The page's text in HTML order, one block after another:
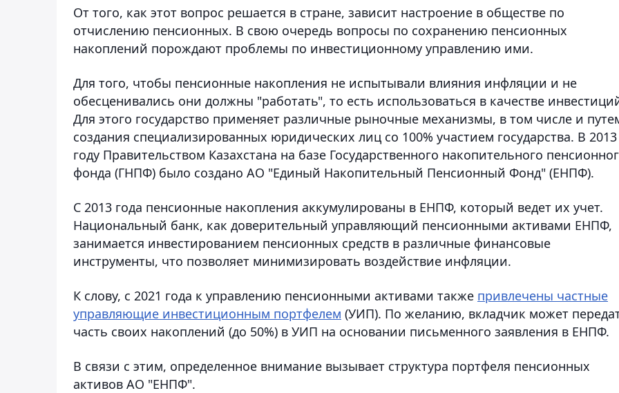
От того, как этот вопрос решается в стране, зависит настроение в обществе по
отчислению пенсионных. В свою очередь вопросы по сохранению пенсионных
накоплений порождают проблемы по инвестиционному управлению ими.
Для того, чтобы пенсионные накопления не испытывали влияния инфляции и не
обесценивались они должны "работать", то есть использоваться в качестве
Для этого государство применяет различные рыночные механизмы, в том числе и
создания специализированных юридических лиц со 100% участием государства. В 2013
году Правительством Казахстана на базе Государственного накопительного
фонда (ГНПФ) было создано АО "Единый Накопительный Пенсионный Фонд" (ЕНПФ).
С 2013 года пенсионные накопления аккумулированы в ЕНПФ, который ведет их учет.
Национальный банк, как доверительный управляющий пенсионными активами ЕНПФ,
занимается инвестированием пенсионных средств в различные финансовые
инструменты, что позволяет минимизировать воздействие инфляции.
К слову, с 2021 года к управлению пенсионными активами также привлечены частные
управляющие инвестиционным портфелем (УИП). По желанию, вкладчик может
часть своих накоплений (до 50%) в УИП на основании письменного заявления в ЕНПФ.
В связи с этим, определенное внимание вызывает структура портфеля пенсионных
активов АО "ЕНПФ".